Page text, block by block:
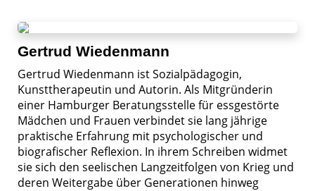
Gertrud Wiedenmann
Gertrud Wiedenmann ist Sozialpädagogin,
Kunsttherapeutin und Autorin. Als Mitgründerin
einer Hamburger Beratungsstelle für essgestörte
Mädchen und Frauen verbindet sie lang jährige
praktische Erfahrung mit psychologischer und
biografischer Reflexion. In ihrem Schreiben widmet
sie sich den seelischen Langzeitfolgen von Krieg und
deren Weitergabe über Generationen hinweg